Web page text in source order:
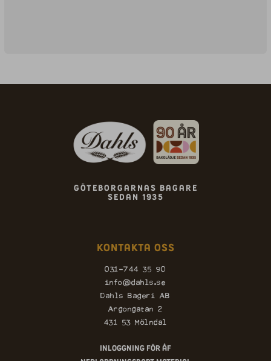
Göteborgarnas bagare
sedan 1935
Kontakta oss
031-744 35 90
info@dahls.se
Dahls Bageri AB
Argongatan 2
431 53 Mölndal
Inloggning för ÅF